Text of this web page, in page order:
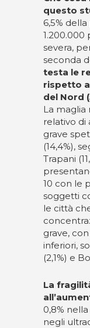
questo
6,5%
1.200.000
severa,
seconda
testa le
rispetto a
del Nord
La
relativo di
grave
(14,4%),
Trapani
10 con le
soggetti
le città
grave,
inferiori,
(2,1%) e
La
0,8% nella
negli